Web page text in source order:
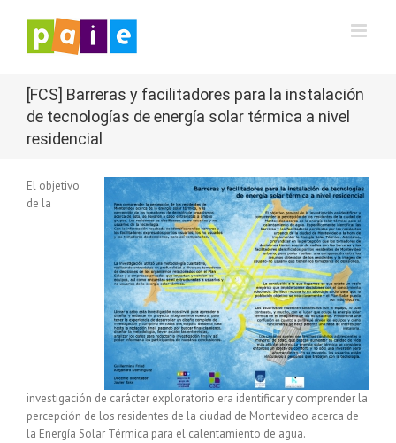
contenido
[FCS] Barreras y facilitadores para la instalación
de tecnologías de energía solar térmica a nivel
residencial
El objetivo
de la
investigación de carácter exploratorio era identificar y comprender la
percepción de los residentes de la ciudad de Montevideo acerca de
la Energía Solar Térmica para el calentamiento de agua.